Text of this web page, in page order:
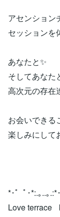
アセンション
セッションを
あなたと✨
そしてあなた
高次元の存在
お会いできる
楽しみにして
*･゜ﾟ･*:.｡..｡.:*
Love terrace